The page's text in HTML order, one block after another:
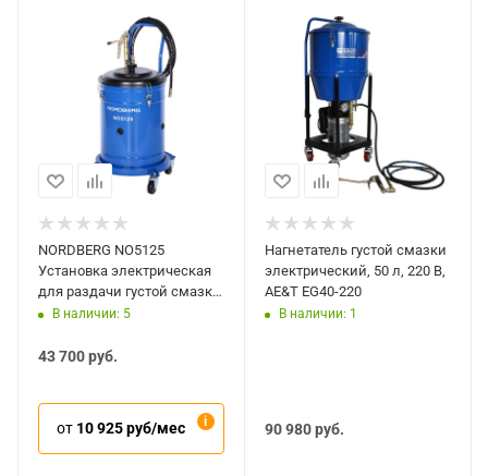
обеспечивают легкое перемещение установки
по территории цеха.
NORDBERG NO5125
Установка электрическая
для раздачи густой смазки,
25 лВ наличии: 5
43 700руб.
от 10 925 руб/мес
Нагнетатель густой смазки
электрический, 50 л, 220 В,
AE&T EG40-220
В наличии: 1
90 980руб.